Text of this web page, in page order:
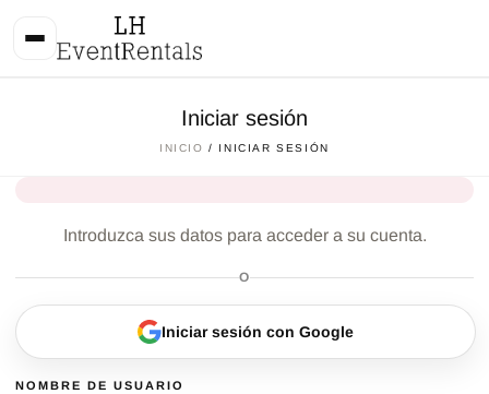
Iniciar sesión
INICIO / INICIAR SESIÓN
Introduzca sus datos para acceder a su cuenta.
O
Iniciar sesión con Google
NOMBRE DE USUARIO